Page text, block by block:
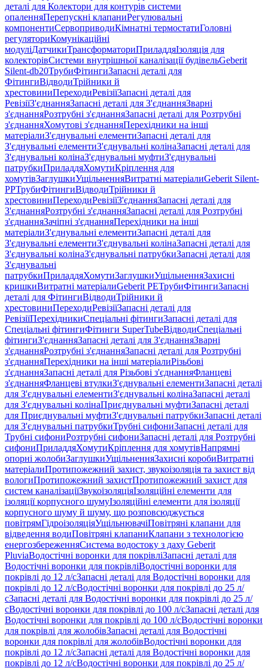
деталі для Колектори для контурів системи
опаленняПерепускні клапаниРегулювальні
компонентиСервоприводиКімнатні термостатиГоловні
регуляториКомунікаційні
модуліДатчикиТрансформаториПриладдяІзоляція для
колекторівСистеми внутрішньої каналізації будівельGeberit
Silent-db20ТрубиФітингиЗапасні деталі для
ФітингиВідводиТрійники й
хрестовиниПереходиРевізіїЗапасні деталі для
РевізіїЗ'єднанняЗапасні деталі для З'єднанняЗварні
з'єднанняРозтрубні з'єднанняЗапасні деталі для Розтрубні
з'єднанняХомутові з'єднанняПерехідники на інші
матеріалиЗ'єднувальні елементиЗапасні деталі для
З'єднувальні елементиЗ'єднувальні колінаЗапасні деталі для
З'єднувальні колінаЗ'єднувальні муфтиЗ'єднувальні
патрубкиПриладдяХомутиКріплення для
хомутівЗаглушкиУщільненняВитратні матеріалиGeberit Silent-
PPТрубиФітингиВідводиТрійники й
хрестовиниПереходиРевізіїЗ'єднанняЗапасні деталі для
З'єднанняРозтрубні з'єднанняЗапасні деталі для Розтрубні
з'єднанняЗачіпні з'єднанняПерехідники на інші
матеріалиЗ'єднувальні елементиЗапасні деталі для
З'єднувальні елементиЗ'єднувальні колінаЗапасні деталі для
З'єднувальні колінаЗ'єднувальні патрубкиЗапасні деталі для
З'єднувальні
патрубкиПриладдяХомутиЗаглушкиУщільненняЗахисні
кришкиВитратні матеріалиGeberit PEТрубиФітингиЗапасні
деталі для ФітингиВідводиТрійники й
хрестовиниПереходиРевізіїЗапасні деталі для
РевізіїПерехідникиСпеціальні фітингиЗапасні деталі для
Спеціальні фітингиФітинги SuperTubeВідводиСпеціальні
фітингиЗ'єднанняЗапасні деталі для З'єднанняЗварні
з'єднанняРозтрубні з'єднанняЗапасні деталі для Розтрубні
з'єднанняПерехідники на інші матеріалиРізьбові
з'єднанняЗапасні деталі для Різьбові з'єднанняФланцеві
з'єднанняФланцеві втулкиЗ'єднувальні елементиЗапасні деталі
для З'єднувальні елементиЗ'єднувальні колінаЗапасні деталі
для З'єднувальні колінаПриєднувальні муфтиЗапасні деталі
для Приєднувальні муфтиЗ'єднувальні патрубкиЗапасні деталі
для З'єднувальні патрубкиТрубні сифониЗапасні деталі для
Трубні сифониРозтрубні сифониЗапасні деталі для Розтрубні
сифониПриладдяХомутиКріплення для хомутівНапрямні
опорні жолобиЗаглушкиУщільненняЗахисні коробиВитратні
матеріалиПротипожежний захист, звукоізоляція та захист від
вологиПротипожежний захистПротипожежний захист для
систем каналізаціїЗвукоізоляціяІзоляційні елементи для
ізоляції корпусного шумуІзоляційні елементи для ізоляції
корпусного шуму й шуму, що розповсюджується
повітрямГідроізоляціяУщільнювачіПовітряні клапани для
відведення водиПовітряні клапаниКлапани з технологією
енергозбереженняСистема водостоку з даху Geberit
PluviaВодостічні воронки для покрівліЗапасні деталі для
Водостічні воронки для покрівліВодостічні воронки для
покрівлі до 12 л/сЗапасні деталі для Водостічні воронки для
покрівлі до 12 л/сВодостічні воронки для покрівлі до 25 л/
сЗапасні деталі для Водостічні воронки для покрівлі до 25 л/
сВодостічні воронки для покрівлі до 100 л/сЗапасні деталі для
Водостічні воронки для покрівлі до 100 л/сВодостічні воронки
для покрівлі для жолобівЗапасні деталі для Водостічні
воронки для покрівлі для жолобівВодостічні воронки для
покрівлі до 12 л/сЗапасні деталі для Водостічні воронки для
покрівлі до 12 л/сВодостічні воронки для покрівлі до 25 л/